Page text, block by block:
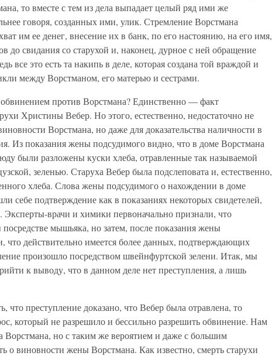
то вместе с тем из дела выпадает целый ряд ими же
говоря, созданных ими, улик. Стремление Ворстмана
им ее денег, внесение их в банк, по его настоянию, на его имя,
до свидания со старухой и, наконец, дурное с ней обращение
все это есть та накипь в деле, которая создана той враждой и
между Ворстманом, его матерью и сестрами.
обвинением против Ворстмана? Единственно — факт
Христины Вебер. Но этого, естественно, недостаточно не
Ворстмана, но даже для доказательства наличности в
Из показания жены подсудимого видно, что в доме Ворстмана
были разложены куски хлеба, отравленные так называемой
зеленью. Старуха Вебер была подслеповата и, естественно,
хлеба. Слова жены подсудимого о нахождении в доме
себе подтверждение как в показаниях некоторых свидетелей,
Эксперты-врачи и химики первоначально признали, что
мышьяка, но затем, после показания жены
что действительно имеется более данных, подтверждающих
произошло посредством швейнфуртской зелени. Итак, мы
к выводу, что в данном деле нет преступления, а лишь
что преступление доказано, что Вебер была отравлена, то
который не разрешило и бессильно разрешить обвинение. Нам
Ворстмана, но с таким же вероятием и даже с большим
о виновности жены Ворстмана. Как известно, смерть старухи